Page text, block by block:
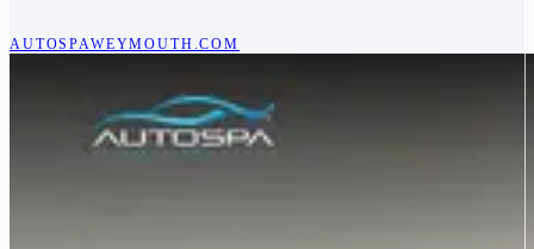
AUTOSPAWEYMOUTH.COM